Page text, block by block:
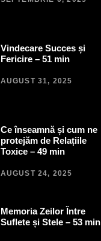
Vindecare Succes și
Fericire – 51 min
AUGUST 31, 2025
Ce înseamnă și cum ne
protejăm de Relațiile
Toxice – 49 min
AUGUST 24, 2025
Memoria Zeilor Între
Suflete și Stele – 53 min